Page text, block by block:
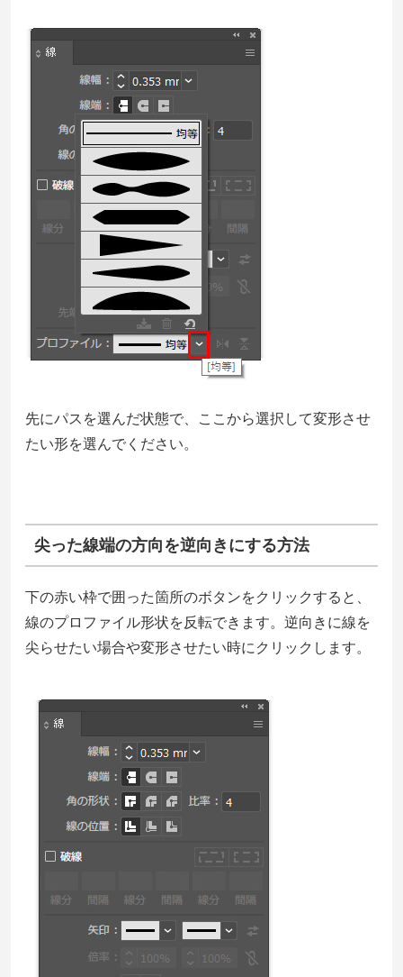
先にパスを選んだ状態で、ここから選択して変形させ
たい形を選んでください。
尖った線端の方向を逆向きにする方法
下の赤い枠で囲った箇所のボタンをクリックすると、
線のプロファイル形状を反転できます。逆向きに線を
尖らせたい場合や変形させたい時にクリックします。